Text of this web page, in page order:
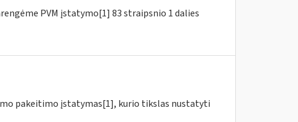
PVM įstatymo[1] 83 straipsnio 1 dalies
pakeitimo įstatymas[1], kurio tikslas nustatyti